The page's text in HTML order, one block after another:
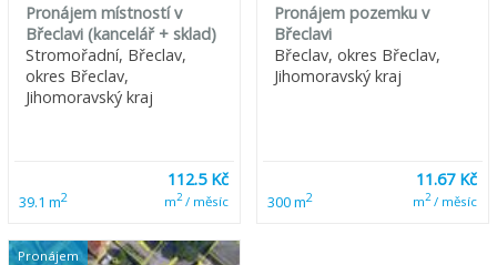
Pronájem místností v
Břeclavi (kancelář + sklad)
Stromořadní, Břeclav,
okres Břeclav,
Jihomoravský kraj
39.1 m2
112.5 Kč
m2/ měsíc
Pronájem pozemku v
Břeclavi
Břeclav, okres Břeclav,
Jihomoravský kraj
300 m2
11.67 Kč
m2/ měsíc
Pronájem